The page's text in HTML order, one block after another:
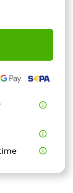
info_outline
info_outline
info_outline